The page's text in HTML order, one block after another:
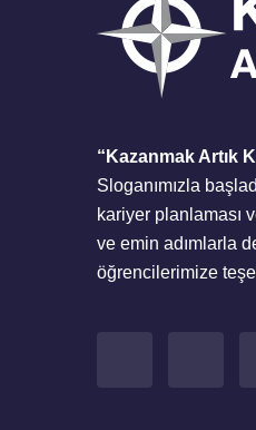
“Kazanmak Artık
Sloganımızla
kariyer planlaması
ve emin adımlarla
öğrencilerimize